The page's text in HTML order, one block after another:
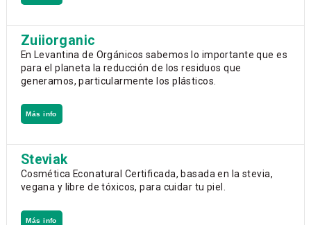
Zuiiorganic
En Levantina de Orgánicos sabemos lo importante que es
para el planeta la reducción de los residuos que
generamos, particularmente los plásticos.
Más info
Steviak
Cosmética Econatural Certificada, basada en la stevia,
vegana y libre de tóxicos, para cuidar tu piel.
Más info